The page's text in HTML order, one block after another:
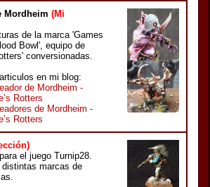
Mordheim (Mi
de la marca 'Games
Bowl', equipo de
conversionadas.
en mi blog:
de Mordheim -
Rotters
de Mordheim -
Rotters
el juego Turnip28.
marcas de